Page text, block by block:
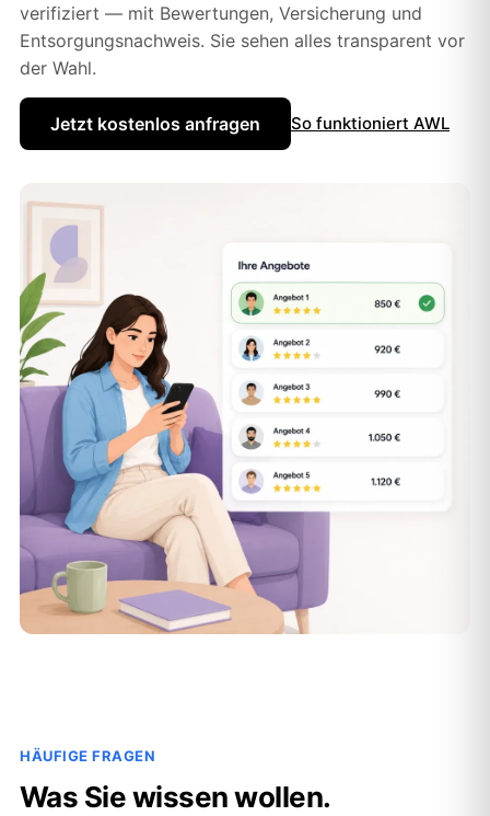
verifiziert — mit Bewertungen, Versicherung und
Entsorgungsnachweis. Sie sehen alles transparent vor
der Wahl.
Jetzt kostenlos anfragen So funktioniert AWL
HÄUFIGE FRAGEN
Was Sie wissen wollen.